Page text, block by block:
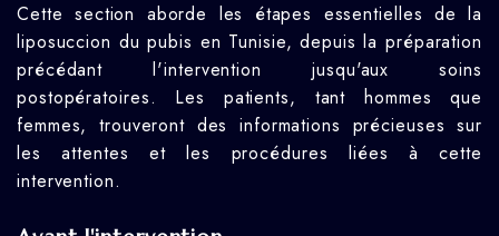
Cette section aborde les étapes essentielles de la
liposuccion du pubis en Tunisie, depuis la préparation
précédant l'intervention jusqu'aux soins
postopératoires. Les patients, tant hommes que
femmes, trouveront des informations précieuses sur
les attentes et les procédures liées à cette
intervention.